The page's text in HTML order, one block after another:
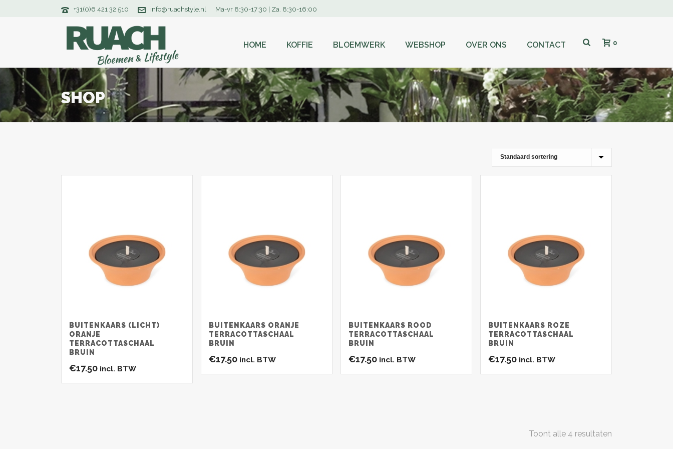
+31(0)6 421 32 510 info@ruachstyle.nl Ma-vr 8:30-17:30 | Za. 8:30-16:00
HOME KOFFIE BLOEMWERK WEBSHOP OVER ONS CONTACT 0
SHOP
BUITENKAARS (LICHT)
ORANJE
TERRACOTTASCHAAL
BRUIN
€17.50 incl. BTW
BUITENKAARS ORANJE
TERRACOTTASCHAAL
BRUIN
€17.50 incl. BTW
BUITENKAARS ROOD
TERRACOTTASCHAAL
BRUIN
€17.50 incl. BTW
BUITENKAARS ROZE
TERRACOTTASCHAAL
BRUIN
€17.50 incl. BTW
Toont alle 4 resultaten